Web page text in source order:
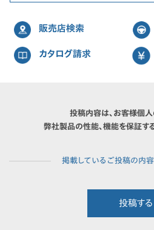
販売店検索
カタログ請求
投稿内容は、お客様個人
弊社製品の性能、機能を保証す
投稿する